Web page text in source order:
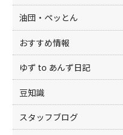
油団・ペッとん
おすすめ情報
ゆず to あんず日記
豆知識
スタッフブログ